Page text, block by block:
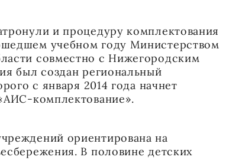
и процедуру комплектования
учебном году Министерством
совместно с Нижегородским
был создан региональный
с января 2014 года начнет
комплектование».
ориентирована на
В половине детских